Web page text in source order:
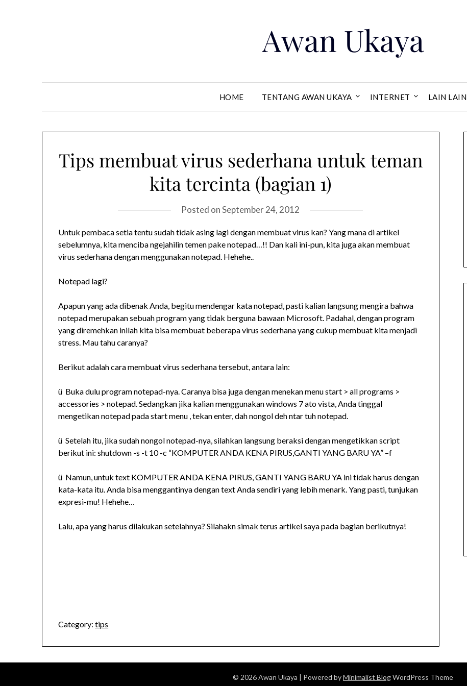
Awan Ukaya
HOME TENTANG AWAN UKAYA INTERNET LAIN LAIN
Tips membuat virus sederhana untuk teman
kita tercinta (bagian 1)
Posted onSeptember 24, 2012
Untuk pembaca setia tentu sudah tidak asing lagi dengan membuat virus kan? Yang mana di artikel
sebelumnya, kita menciba ngejahilin temen pake notepad…!! Dan kali ini-pun, kita juga akan membuat
virus sederhana dengan menggunakan notepad. Hehehe..
Notepad lagi?
Apapun yang ada dibenak Anda, begitu mendengar kata notepad, pasti kalian langsung mengira bahwa
notepad merupakan sebuah program yang tidak berguna bawaan Microsoft. Padahal, dengan program
yang diremehkan inilah kita bisa membuat beberapa virus sederhana yang cukup membuat kita menjadi
stress. Mau tahu caranya?
Berikut adalah cara membuat virus sederhana tersebut, antara lain:
ü Buka dulu program notepad-nya. Caranya bisa juga dengan menekan menu start > all programs >
accessories > notepad. Sedangkan jika kalian menggunakan windows 7 ato vista, Anda tinggal
mengetikan notepad pada start menu , tekan enter, dah nongol deh ntar tuh notepad.
ü Setelah itu, jika sudah nongol notepad-nya, silahkan langsung beraksi dengan mengetikkan script
berikut ini: shutdown -s -t 10 -c “KOMPUTER ANDA KENA PIRUS,GANTI YANG BARU YA” –f
ü Namun, untuk text KOMPUTER ANDA KENA PIRUS, GANTI YANG BARU YA ini tidak harus dengan
kata-kata itu. Anda bisa menggantinya dengan text Anda sendiri yang lebih menark. Yang pasti, tunjukan
expresi-mu! Hehehe…
Lalu, apa yang harus dilakukan setelahnya? Silahakn simak terus artikel saya pada bagian berikutnya!
Category: tips
© 2026 Awan Ukaya | Powered byMinimalist BlogWordPress Theme